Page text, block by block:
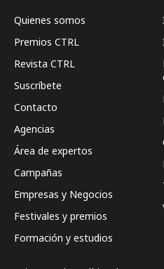
Quienes somos
Premios CTRL
Revista CTRL
Suscríbete
Contacto
Agencias
Área de expertos
Campañas
Empresas y Negocios
Festivales y premios
Formación y estudios